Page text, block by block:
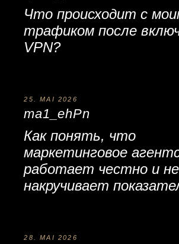
Что происходит с
трафиком после
VPN?
25. MAI 2026
ma1_ehPn
Как понять, что
маркетинговое
работает честно и не
накручивает
28. MAI 2026